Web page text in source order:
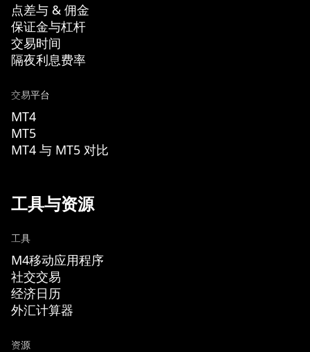
点差与 & 佣金
保证金与杠杆
交易时间
隔夜利息费率
交易平台
MT4
MT5
MT4 与 MT5 对比
工具与资源
工具
M4移动应用程序
社交交易
经济日历
外汇计算器
资源